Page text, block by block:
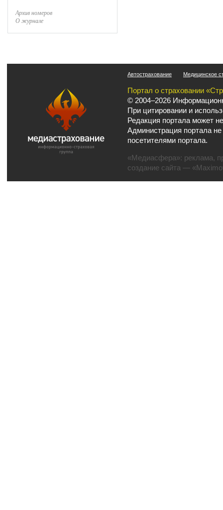
Архив номеров
О журнале
Автострахование Медицинское
Портал о страховании
© 2004–2026
При цитировании и
Редакция портала может
Администрация портала
посетителями портала.
«Медиасфера»: реклама,
создание сайта —